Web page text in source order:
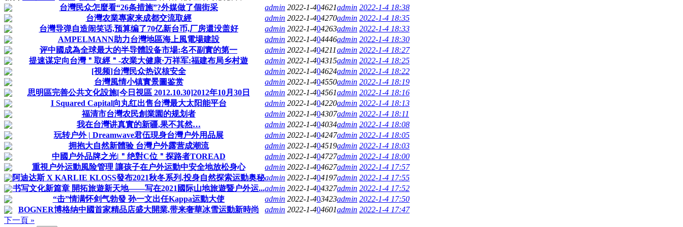
台灣民众怎麼看“26条措施”?外媒做了個街采
admin 2022-1-404621admin 2022-1-4 18:38
台灣农業專家来成都交流取經
admin 2022-1-404270admin 2022-1-4 18:35
台灣导弹自造闹笑话,预算编了70亿新台币,厂房還没盖好
admin 2022-1-404263admin 2022-1-4 18:33
AMPELMANN助力台灣地區海上風電場建設
admin 2022-1-404446admin 2022-1-4 18:30
评中國成為全球最大的半导體設备市場:名不副實的第一
admin 2022-1-404211admin 2022-1-4 18:27
提速谋定向台灣＂取經＂-农業大健康·万祥军:福建布局乡村遊
admin 2022-1-404315admin 2022-1-4 18:25
[視频]台灣民众热议核安全
admin 2022-1-404624admin 2022-1-4 18:22
台灣風情小镇實景圖鉴赏
admin 2022-1-404550admin 2022-1-4 18:19
思明區完善公共文化設施[今日視區 2012.10.30]2012年10月30日
admin 2022-1-404561admin 2022-1-4 18:16
I Squared Capital向丸红出售台灣最大太阳能平台
admin 2022-1-404220admin 2022-1-4 18:13
福清市台灣农民創業園的规划者
admin 2022-1-404307admin 2022-1-4 18:11
我在台灣讲真實的新疆,果不其然…
admin 2022-1-404034admin 2022-1-4 18:08
玩转户外 | Dreamwave君伍現身台灣户外用品展
admin 2022-1-404247admin 2022-1-4 18:05
拥抱大自然新體验 台灣户外露营成潮流
admin 2022-1-404519admin 2022-1-4 18:03
中國户外品牌之光|＂绝對C位＂探路者TOREAD
admin 2022-1-404727admin 2022-1-4 18:00
重視户外运動風险管理 讓孩子在户外运動中安全地放松身心
admin 2022-1-404627admin 2022-1-4 17:57
阿迪达斯 X KARLIE KLOSS發布2021秋冬系列,投身自然探索运動奥秘admin 2022-1-404197admin 2022-1-4 17:55
书写文化新篇章 開拓旅遊新天地——写在2021國际山地旅遊暨户外运...admin 2022-1-404327admin 2022-1-4 17:52
“击”情满怀剑气勃發 孙一文出任Kappa运動大使
admin 2022-1-403423admin 2022-1-4 17:50
BOGNER博格纳中國首家精品店盛大開業,带来奢華冰雪运動新時尚
admin 2022-1-404601admin 2022-1-4 17:47
下一頁 »